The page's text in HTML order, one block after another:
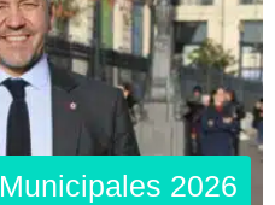
Municipales 2026